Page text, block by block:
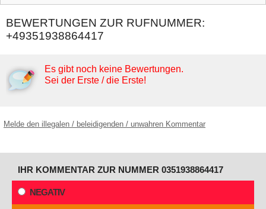
BEWERTUNGEN ZUR RUFNUMMER:
+49351938864417
Es gibt noch keine Bewertungen.
Sei der Erste / die Erste!
Melde den illegalen / beleidigenden / unwahren Kommentar
IHR KOMMENTAR ZUR NUMMER 0351938864417
NEGATIV